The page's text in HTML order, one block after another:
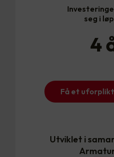
seg i
4
Få et
Utviklet i